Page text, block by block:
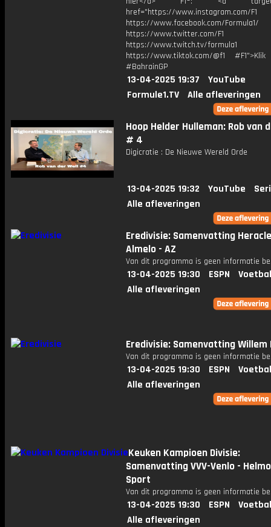
href="https://www.instagram.com/F1
https://www.facebook.com/Formula1/
https://www.twitter.com/F1
https://www.twitch.tv/formula1
https://www.tiktok.com/@f1
#BahrainGP
13-04-2025 19:37
YouTube
Formule1.TV
Alle afleveringen
Hoop Helder Hulleman: Rob van
# 4
Digicratie : De Nieuwe Wereld Orde
13-04-2025 19:32 YouTube
Alle afleveringen
Eredivisie: Samenvatting
Almelo - AZ
Van dit programma is geen informatie
13-04-2025 19:30 ESPN
Alle afleveringen
Eredivisie: Samenvatting Willem
Van dit programma is geen informatie
13-04-2025 19:30 ESPN
Alle afleveringen
Keuken Kampioen Divisie:
Samenvatting VVV-Venlo -
Sport
Van dit programma is geen informatie
13-04-2025 19:30 ESPN
Alle afleveringen